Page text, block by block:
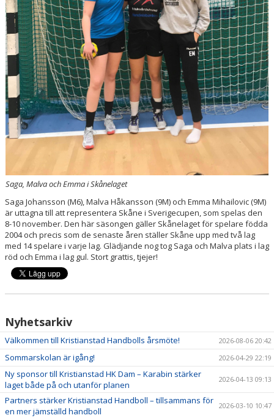
Saga, Malva och Emma i Skånelaget
Saga Johansson (M6), Malva Håkansson (9M) och Emma Mihailovic (9M)
är uttagna till att representera Skåne i Sverigecupen, som spelas den
8-10 november. Den här säsongen gäller Skånelaget för spelare födda
2004 och precis som de senaste åren ställer Skåne upp med två lag
med 14 spelare i varje lag. Glädjande nog tog Saga och Malva plats i lag
röd och Emma i lag gul. Stort grattis, tjejer!
Nyhetsarkiv
Välkommen till Kristianstad Handbolls årsmöte! 2026-08-06 20:42
Sommarskolan är igång! 2026-04-29 22:19
Ny sponsor till Kristianstad HK Dam – Karabin stärker
laget både på och utanför planen
2026-04-13 09:13
Partners stärker Kristianstad Handboll – tillsammans för
en mer jämställd handboll
2026-03-10 10:47